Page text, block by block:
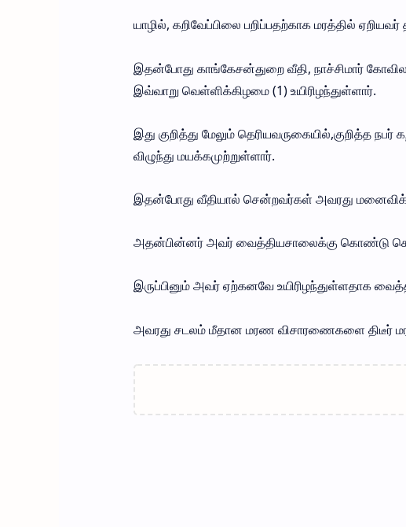
யாழில், கறிவேப்பிலை பறிப்பதற்காக மரத்தில்
இதன்போது காங்கேசன்துறை வீதி, நாச்சிமார்
இவ்வாறு வெள்ளிக்கிழமை (1) உயிரிழந்துள்ளார்.
இது குறித்து மேலும் தெரியவருகையில்,குறித்த
விழுந்து மயக்கமுற்றுள்ளார்.
இதன்போது வீதியால் சென்றவர்கள் அவரது
அதன்பின்னர் அவர் வைத்தியசாலைக்கு கொண்டு
இருப்பினும் அவர் ஏற்கனவே உயிரிழந்துள்ளதாக
அவரது சடலம் மீதான மரண விசாரணைகளை திடீர்